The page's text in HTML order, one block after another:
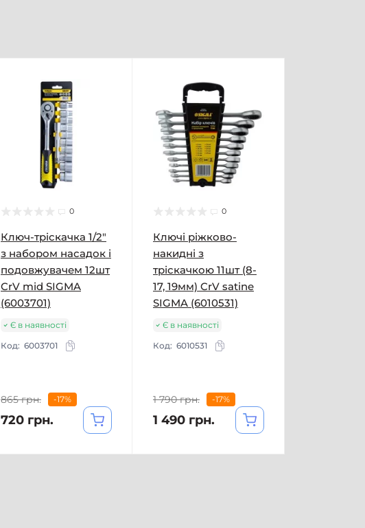
0
Ключ-тріскачка 1/2"
з набором насадок і
подовжувачем 12шт
CrV mid SIGMA
(6003701)
Є в наявності
Код: 6003701
865 грн. -17%
720 грн.
0
Ключі ріжково-
накидні з
тріскачкою 11шт (8-
17, 19мм) CrV satine
SIGMA (6010531)
Є в наявності
Код: 6010531
1 790 грн. -17%
1 490 грн.